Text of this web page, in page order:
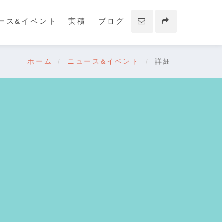
ス&イベント 実積 ブログ
ホーム ニュース&イベント 詳細